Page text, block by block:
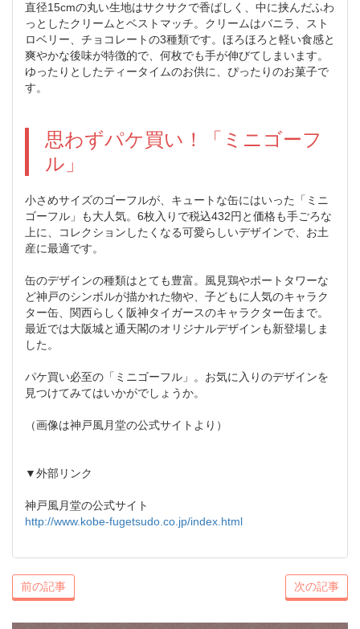
直径15cmの丸い生地はサクサクで香ばしく、中に挟んだふわ
っとしたクリームとベストマッチ。クリームはバニラ、スト
ロベリー、チョコレートの3種類です。ほろほろと軽い食感と
爽やかな後味が特徴的で、何枚でも手が伸びてしまいます。
ゆったりとしたティータイムのお供に、ぴったりのお菓子で
す。
思わずパケ買い！「ミニゴーフ
ル」
小さめサイズのゴーフルが、キュートな缶にはいった「ミニ
ゴーフル」も大人気。6枚入りで税込432円と価格も手ごろな
上に、コレクションしたくなる可愛らしいデザインで、お土
産に最適です。
缶のデザインの種類はとても豊富。風見鶏やポートタワーな
ど神戸のシンボルが描かれた物や、子どもに人気のキャラク
ター缶、関西らしく阪神タイガースのキャラクター缶まで。
最近では大阪城と通天閣のオリジナルデザインも新登場しま
した。
パケ買い必至の「ミニゴーフル」。お気に入りのデザインを
見つけてみてはいかがでしょうか。
（画像は神戸風月堂の公式サイトより）
▼外部リンク
神戸風月堂の公式サイト
http://www.kobe-fugetsudo.co.jp/index.html
前の記事 次の記事